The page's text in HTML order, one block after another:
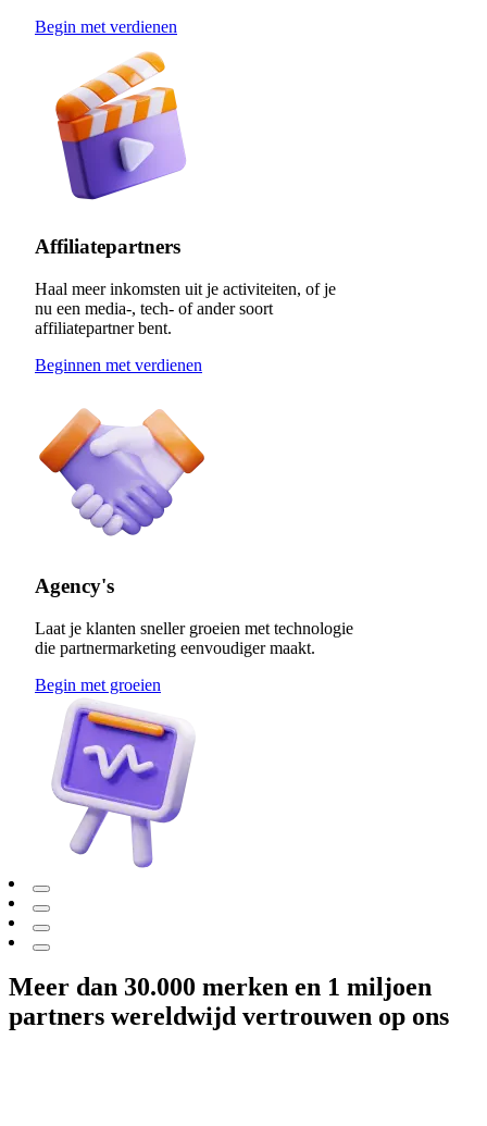
Begin met verdienen
Affiliatepartners
Haal meer inkomsten uit je activiteiten, of je
nu een media-, tech- of ander soort
affiliatepartner bent.
Beginnen met verdienen
Agency's
Laat je klanten sneller groeien met technologie
die partnermarketing eenvoudiger maakt.
Begin met groeien
Meer dan 30.000 merken en 1 miljoen
partners wereldwijd vertrouwen op ons